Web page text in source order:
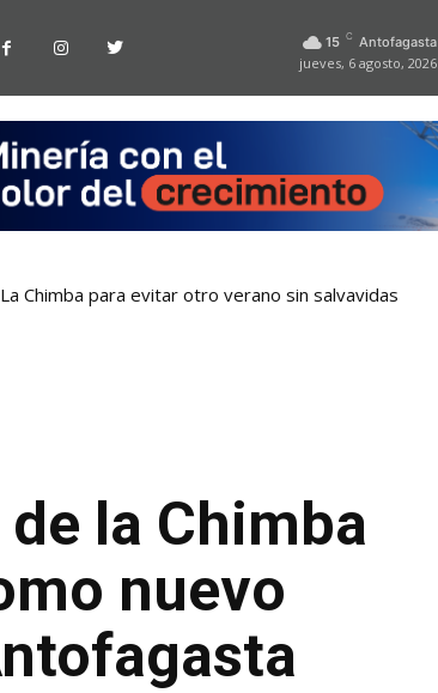
15 C Antofagasta
jueves, 6 agosto, 2026
Chimba para evitar otro verano sin salvavidas
la Chimba
nuevo